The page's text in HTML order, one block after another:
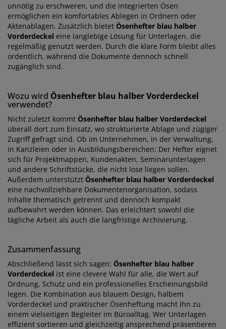
unnötig zu erschweren, und die integrierten Ösen
ermöglichen ein komfortables Ablegen in Ordnern oder
Aktenablagen. Zusätzlich bietet Ösenhefter blau halber
Vorderdeckel eine langlebige Lösung für Unterlagen, die
regelmäßig genutzt werden. Durch die klare Form bleibt alles
ordentlich, während die Dokumente dennoch schnell
zugänglich sind.
Wozu wird Ösenhefter blau halber Vorderdeckel
verwendet?
Nicht zuletzt kommt Ösenhefter blau halber Vorderdeckel
überall dort zum Einsatz, wo strukturierte Ablage und zügiger
Zugriff gefragt sind. Ob im Unternehmen, in der Verwaltung,
in Kanzleien oder in Ausbildungsbereichen: Der Hefter eignet
sich für Projektmappen, Kundenakten, Seminarunterlagen
und andere Schriftstücke, die nicht lose liegen sollen.
Außerdem unterstützt Ösenhefter blau halber Vorderdeckel
eine nachvollziehbare Dokumentenorganisation, sodass
Inhalte thematisch getrennt und dennoch kompakt
aufbewahrt werden können. Das erleichtert sowohl die
tägliche Arbeit als auch die langfristige Archivierung.
Zusammenfassung
Abschließend lässt sich sagen: Ösenhefter blau halber
Vorderdeckel ist eine clevere Wahl für alle, die Wert auf
Ordnung, Schutz und ein professionelles Erscheinungsbild
legen. Die Kombination aus blauem Design, halbem
Vorderdeckel und praktischer Ösenheftung macht ihn zu
einem vielseitigen Begleiter im Büroalltag. Wer Unterlagen
effizient sortieren und gleichzeitig ansprechend präsentieren